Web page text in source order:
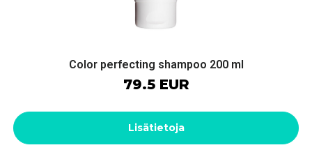
Color perfecting shampoo 200 ml
79.5 EUR
Lisätietoja